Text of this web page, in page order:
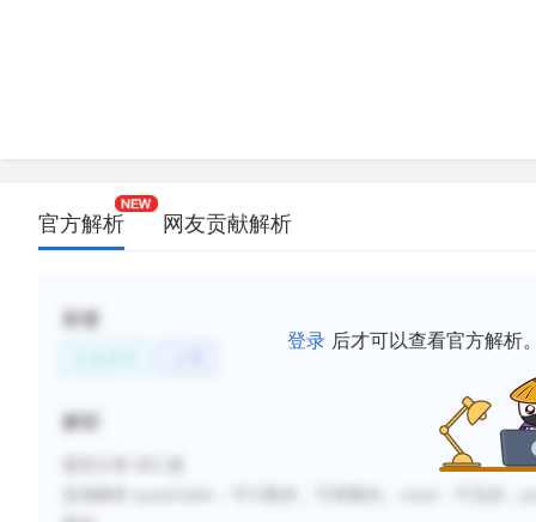
官方解析 网友贡献解析
登录 后才可以查看官方解析
标签
解析